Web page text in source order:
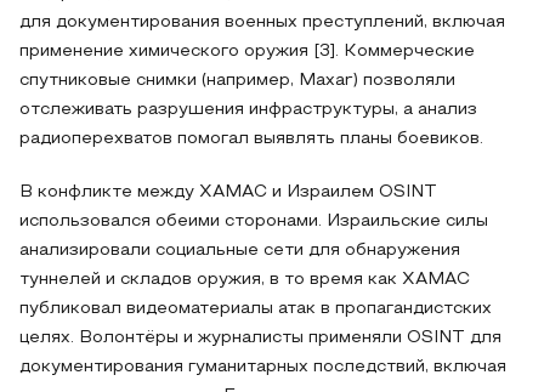
для документирования военных преступлений, включая
применение химического оружия [3]. Коммерческие
спутниковые снимки (например, Maxar) позволяли
отслеживать разрушения инфраструктуры, а анализ
радиоперехватов помогал выявлять планы боевиков.
В конфликте между ХАМАС и Израилем OSINT
использовался обеими сторонами. Израильские силы
анализировали социальные сети для обнаружения
туннелей и складов оружия, в то время как ХАМАС
публиковал видеоматериалы атак в пропагандистских
целях. Волонтёры и журналисты применяли OSINT для
документирования гуманитарных последствий, включая